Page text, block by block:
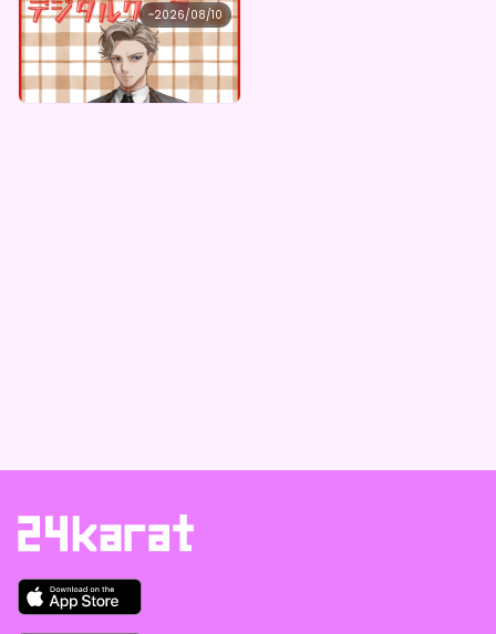
~2026/08/10
玄野 樹
玄野樹 ×Vガスト開店！
最低価格
¥1,100 購入はこちら